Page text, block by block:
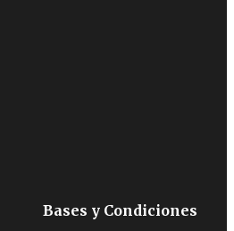
Bases y Condiciones